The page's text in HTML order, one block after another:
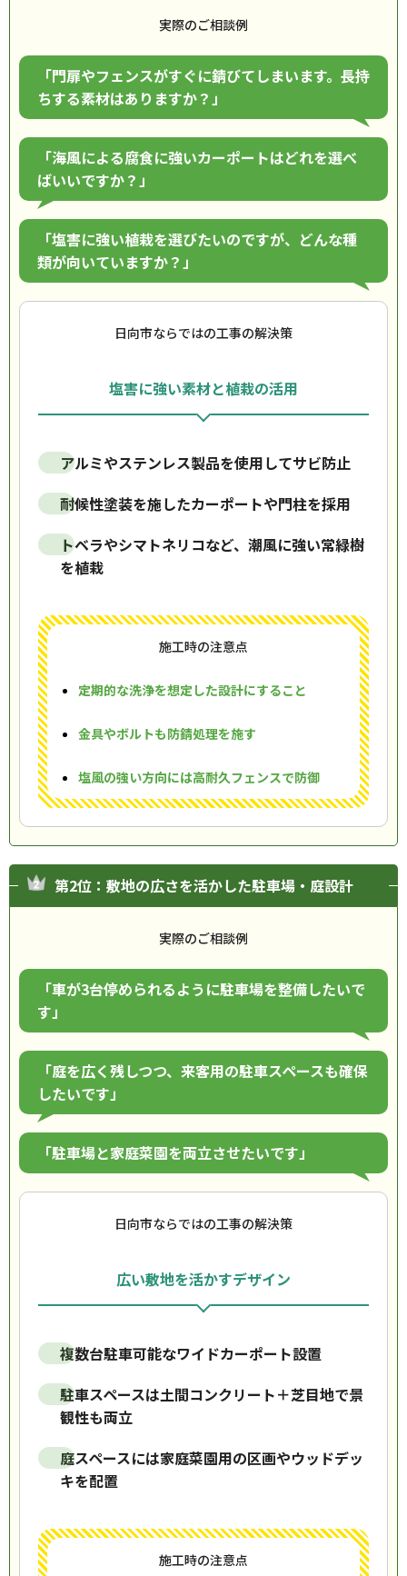
実際のご相談例
「門扉やフェンスがすぐに錆びてしまいます。長持
ちする素材はありますか？」
「海風による腐食に強いカーポートはどれを選べ
ばいいですか？」
「塩害に強い植栽を選びたいのですが、どんな種
類が向いていますか？」
日向市ならではの工事の解決策
塩害に強い素材と植栽の活用
アルミやステンレス製品を使用してサビ防止
耐候性塗装を施したカーポートや門柱を採用
トベラやシマトネリコなど、潮風に強い常緑樹
を植栽
施工時の注意点
定期的な洗浄を想定した設計にすること
金具やボルトも防錆処理を施す
塩風の強い方向には高耐久フェンスで防御
第2位：敷地の広さを活かした駐車場・庭設計
実際のご相談例
「車が3台停められるように駐車場を整備したいで
す」
「庭を広く残しつつ、来客用の駐車スペースも確保
したいです」
「駐車場と家庭菜園を両立させたいです」
日向市ならではの工事の解決策
広い敷地を活かすデザイン
複数台駐車可能なワイドカーポート設置
駐車スペースは土間コンクリート＋芝目地で景
観性も両立
庭スペースには家庭菜園用の区画やウッドデッ
キを配置
施工時の注意点